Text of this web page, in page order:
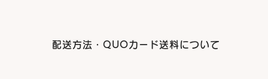
配送方法・QUOカード送料について